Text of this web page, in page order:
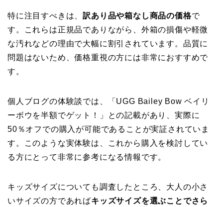
特に注目すべきは、訳あり品や箱なし商品の価格で
す。これらは正規品でありながら、外箱の損傷や軽微
な汚れなどの理由で大幅に割引されています。品質に
問題はないため、価格重視の方には非常におすすめで
す。
個人ブログの体験談では、「UGG Bailey Bow ベイリ
ーボウを半額でゲット！」との記載があり、実際に
50％オフでの購入が可能であることが実証されていま
す。このような実体験は、これから購入を検討してい
る方にとって非常に参考になる情報です。
キッズサイズについても調査したところ、大人の小さ
いサイズの方であればキッズサイズを選ぶことでさら